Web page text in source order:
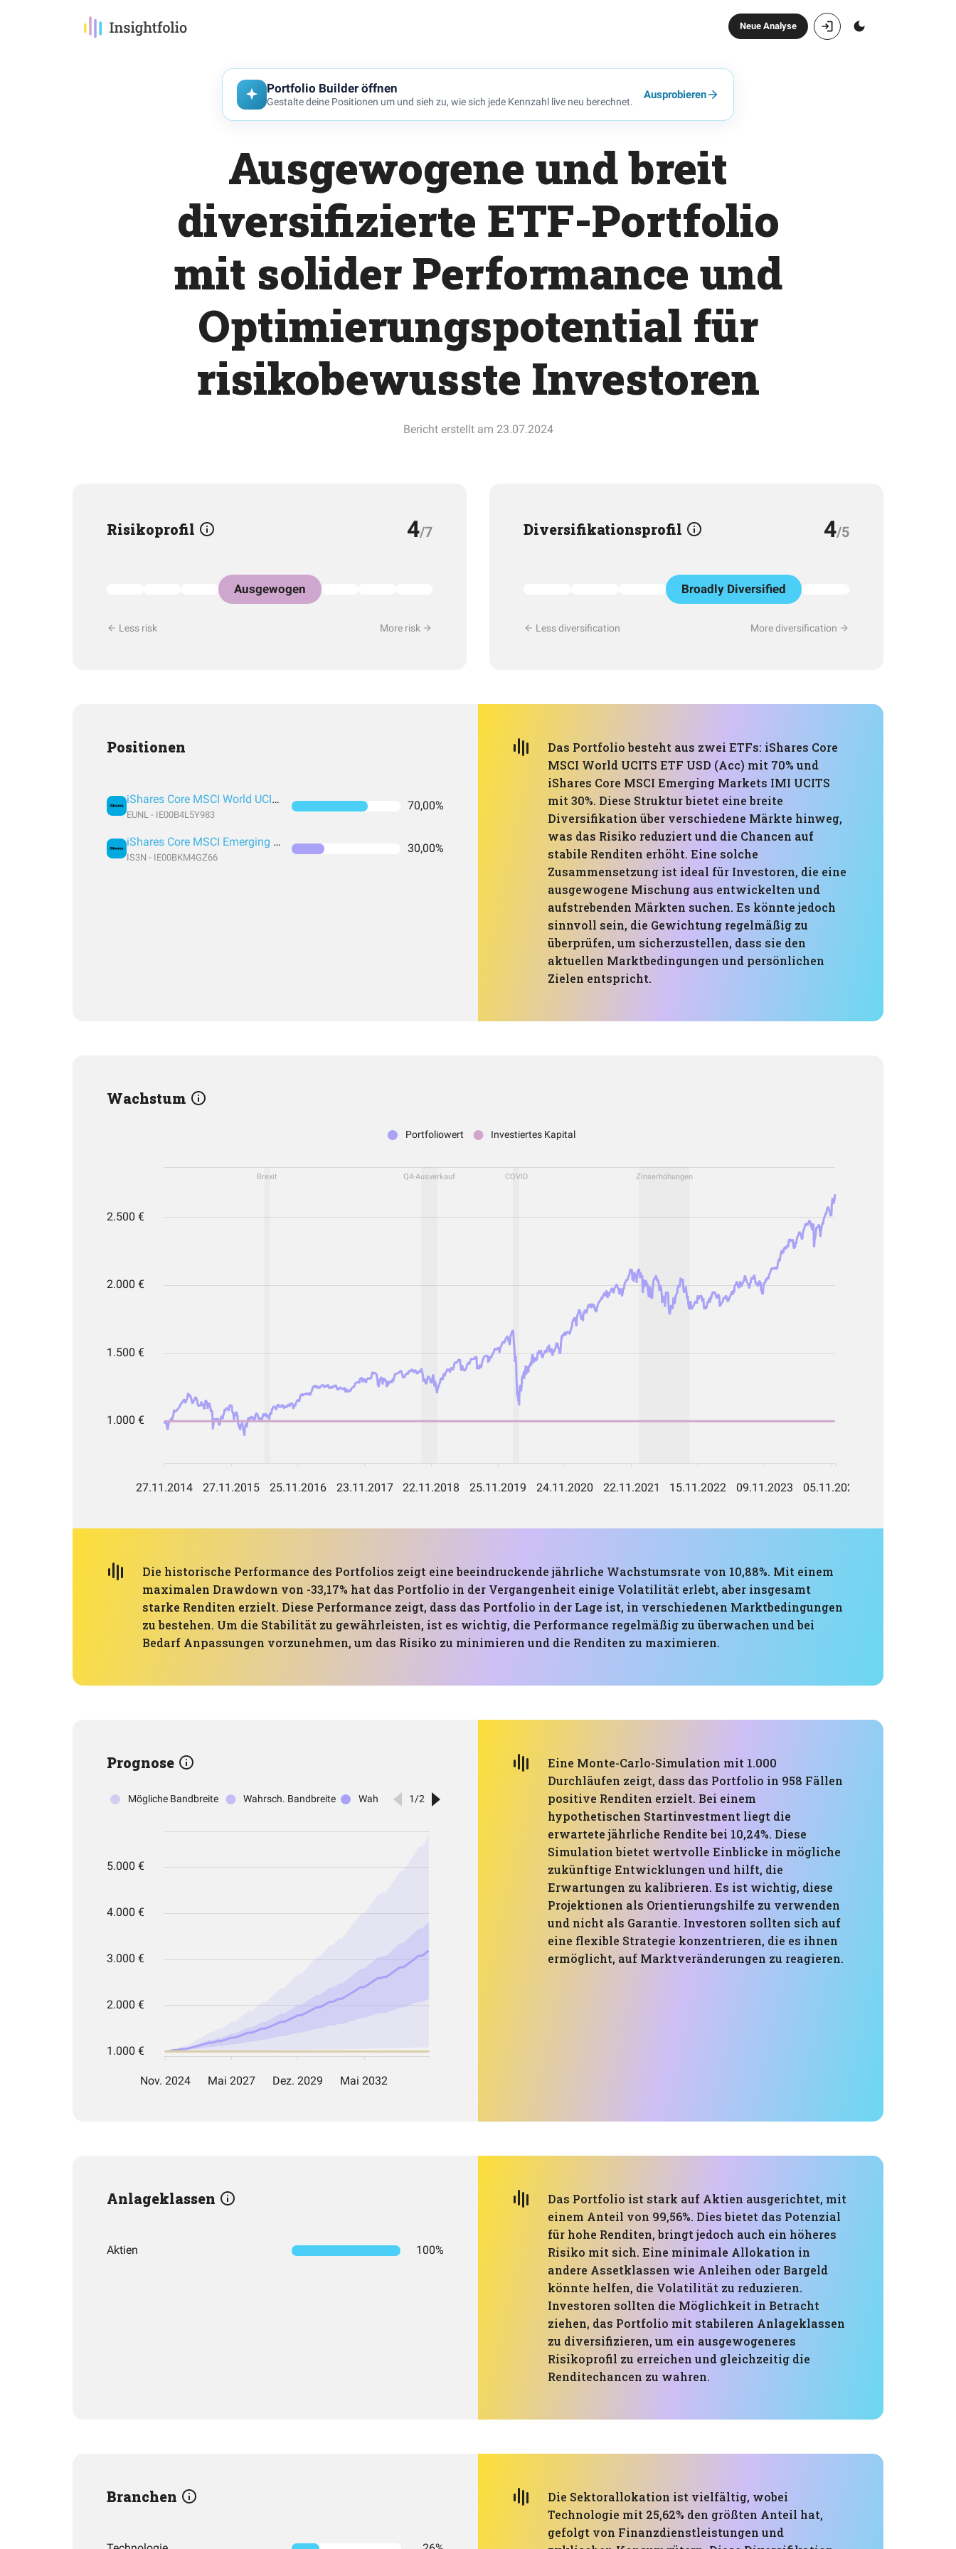
Neue Analyse
Portfolio Builder öffnen
Gestalte deine Positionen um und sieh zu, wie sich jede Kennzahl live neu berechnet.
Ausprobieren
Ausgewogene und breit
diversifizierte ETF-Portfolio
mit solider Performance und
Optimierungspotential für
risikobewusste Investoren
Bericht erstellt am 23.07.2024
Risikoprofil 4/7
Ausgewogen
Less risk More risk
Diversifikationsprofil 4/5
Broadly Diversified
Less diversification More diversification
Positionen
iShares Core MSCI World UCITS ETF USD (Acc)
EUNL - IE00B4L5Y983
70,00%
iShares Core MSCI Emerging Markets IMI UCITS
IS3N - IE00BKM4GZ66
30,00%
Das Portfolio besteht aus zwei ETFs: iShares Core
MSCI World UCITS ETF USD (Acc) mit 70% und
iShares Core MSCI Emerging Markets IMI UCITS
mit 30%. Diese Struktur bietet eine breite
Diversifikation über verschiedene Märkte hinweg,
was das Risiko reduziert und die Chancen auf
stabile Renditen erhöht. Eine solche
Zusammensetzung ist ideal für Investoren, die eine
ausgewogene Mischung aus entwickelten und
aufstrebenden Märkten suchen. Es könnte jedoch
sinnvoll sein, die Gewichtung regelmäßig zu
überprüfen, um sicherzustellen, dass sie den
aktuellen Marktbedingungen und persönlichen
Zielen entspricht.
Wachstum
Die historische Performance des Portfolios zeigt eine beeindruckende jährliche Wachstumsrate von 10,88%. Mit einem
maximalen Drawdown von -33,17% hat das Portfolio in der Vergangenheit einige Volatilität erlebt, aber insgesamt
starke Renditen erzielt. Diese Performance zeigt, dass das Portfolio in der Lage ist, in verschiedenen Marktbedingungen
zu bestehen. Um die Stabilität zu gewährleisten, ist es wichtig, die Performance regelmäßig zu überwachen und bei
Bedarf Anpassungen vorzunehmen, um das Risiko zu minimieren und die Renditen zu maximieren.
Prognose
Eine Monte-Carlo-Simulation mit 1.000
Durchläufen zeigt, dass das Portfolio in 958 Fällen
positive Renditen erzielt. Bei einem
hypothetischen Startinvestment liegt die
erwartete jährliche Rendite bei 10,24%. Diese
Simulation bietet wertvolle Einblicke in mögliche
zukünftige Entwicklungen und hilft, die
Erwartungen zu kalibrieren. Es ist wichtig, diese
Projektionen als Orientierungshilfe zu verwenden
und nicht als Garantie. Investoren sollten sich auf
eine flexible Strategie konzentrieren, die es ihnen
ermöglicht, auf Marktveränderungen zu reagieren.
Anlageklassen
Aktien 100%
Das Portfolio ist stark auf Aktien ausgerichtet, mit
einem Anteil von 99,56%. Dies bietet das Potenzial
für hohe Renditen, bringt jedoch auch ein höheres
Risiko mit sich. Eine minimale Allokation in
andere Assetklassen wie Anleihen oder Bargeld
könnte helfen, die Volatilität zu reduzieren.
Investoren sollten die Möglichkeit in Betracht
ziehen, das Portfolio mit stabileren Anlageklassen
zu diversifizieren, um ein ausgewogeneres
Risikoprofil zu erreichen und gleichzeitig die
Renditechancen zu wahren.
Branchen
Die Sektorallokation ist vielfältig, wobei
Technologie mit 25,62% den größten Anteil hat,
gefolgt von Finanzdienstleistungen und